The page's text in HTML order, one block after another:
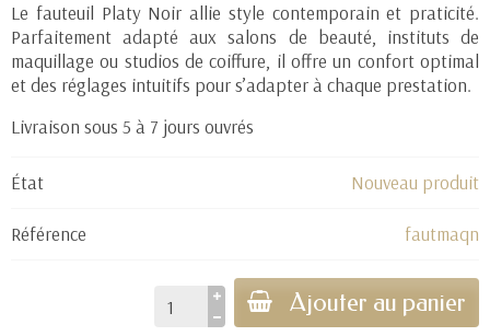
Le fauteuil Platy Noir allie style contemporain et praticité.
Parfaitement adapté aux salons de beauté, instituts de
maquillage ou studios de coiffure, il offre un confort optimal
et des réglages intuitifs pour s’adapter à chaque prestation.
Livraison sous 5 à 7 jours ouvrés
État Nouveau produit
Référence fautmaqn
Ajouter au panier